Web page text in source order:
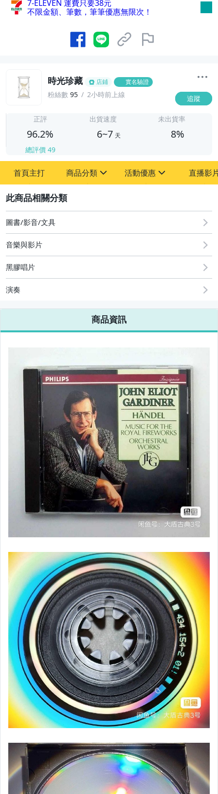
7-ELEVEN 運費只要38元
不限金額、筆數，筆筆優惠無限次！
時光珍藏 店鋪 實名驗證
粉絲數 95 2小時前上線 追蹤
正評
96.2%
總評價 49
出貨速度
6~7 天
未出貨率
8%
首頁主打 商品分類
其它
活動優惠
[全店] 粉絲專享
[全店] 週年慶
直播影
圖書/影音/文具
音樂與影片
黑膠唱片
演奏
商品資訊